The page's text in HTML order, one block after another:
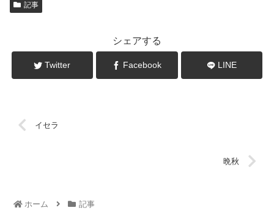
記事
シェアする
Twitter Facebook LINE
イセラ
晩秋
ホーム 記事